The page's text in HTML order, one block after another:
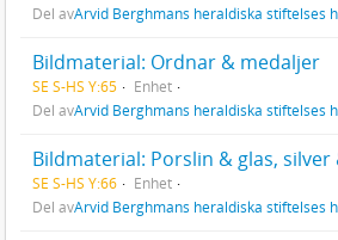
Del avArvid Berghmans heraldiska stiftelses
Bildmaterial: Ordnar & medaljer
SE S-HS Y:65
Enhet
Del avArvid Berghmans heraldiska stiftelses
Bildmaterial: Porslin & glas, silver
SE S-HS Y:66
Enhet
Del avArvid Berghmans heraldiska stiftelses